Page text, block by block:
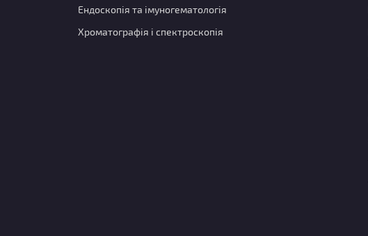
Ендоскопія та імуногематологія
Хроматографія і спектроскопія